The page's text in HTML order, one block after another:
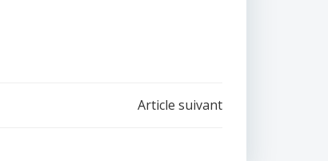
Article suivant